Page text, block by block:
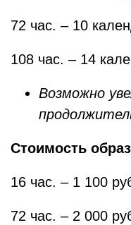
72 час. – 10
108 час. – 14
Возможно
Стоимость
16 час. – 1 100
72 час. – 2 000